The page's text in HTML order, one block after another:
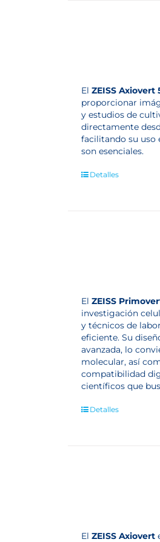
ElZEISS Axiovert
proporcionar
y estudios de
directamente
facilitando su uso
son esenciales.
Detalles
ElZEISS
investigación
y técnicos de
eficiente. Su
avanzada, lo
molecular, así
compatibilidad
científicos que
Detalles
ElZEISS Axiovert